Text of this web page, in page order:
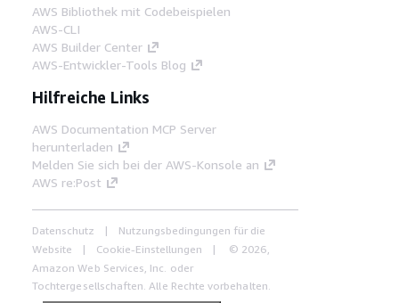
AWS Bibliothek mit Codebeispielen
AWS-CLI
AWS Builder Center
AWS-Entwickler-Tools Blog
Hilfreiche Links
AWS Documentation MCP Server
herunterladen
Melden Sie sich bei der AWS-Konsole an
AWS re:Post
Datenschutz
Nutzungsbedingungen für die
Website
Cookie-Einstellungen
© 2026,
Amazon Web Services, Inc. oder
Tochtergesellschaften. Alle Rechte vorbehalten.